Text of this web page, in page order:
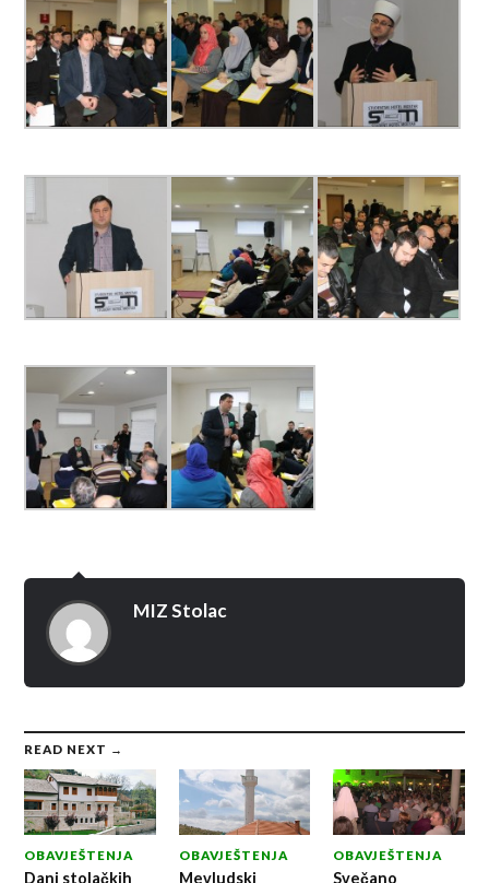
MIZ Stolac
READ NEXT →
OBAVJEŠTENJA
Dani stolačkih
OBAVJEŠTENJA
Mevludski
OBAVJEŠTENJA
Svečano